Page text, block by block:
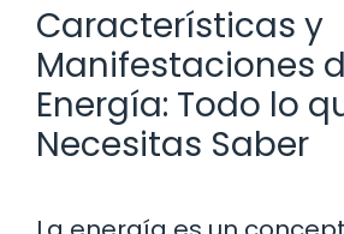
Características y
Manifestaciones
Energía: Todo lo
Necesitas Saber